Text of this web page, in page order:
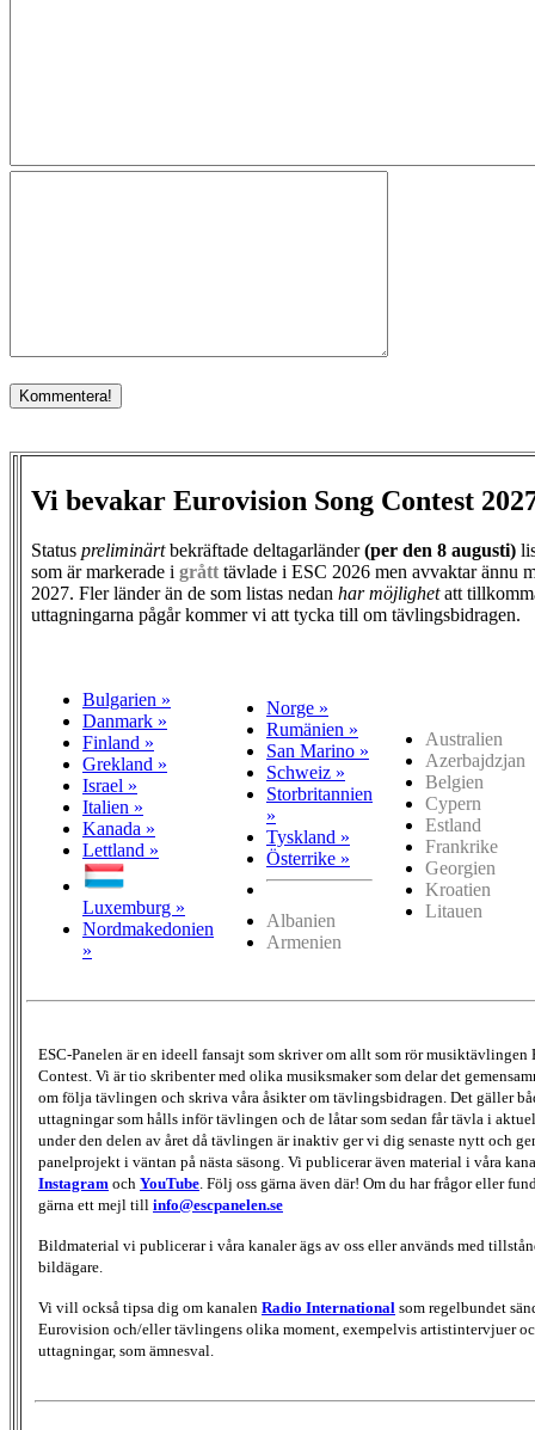
Vi bevakar Eurovision Song Contest
Status preliminärtbekräftade deltagarländer(per den 8 augusti)
som är markerade i grått tävlade i ESC 2026 men avvaktar ännu
2027. Fler länder än de som listas nedan har möjlighetatt
uttagningarna pågår kommer vi att tycka till om tävlingsbidragen.
Bulgarien »
Danmark »
Finland »
Grekland »
Israel »
Italien »
Kanada »
Lettland »
Luxemburg »
Nordmakedonien
»
Norge »
Rumänien »
San Marino »
Schweiz »
Storbritannien
»
Tyskland »
Österrike »
Albanien
Armenien
Australien
Azerbajdzjan
Belgien
Cypern
Estland
Frankrike
Georgien
Kroatien
Litauen
ESC-Panelen är en ideell fansajt som skriver om allt som rör musiktävlingen
Contest. Vi är tio skribenter med olika musiksmaker som delar det
om följa tävlingen och skriva våra åsikter om tävlingsbidragen. Det gäller
uttagningar som hålls inför tävlingen och de låtar som sedan får tävla i
under den delen av året då tävlingen är inaktiv ger vi dig senaste nytt och
panelprojekt i väntan på nästa säsong. Vi publicerar även material i våra
Instagram och YouTube . Följ oss gärna även där! Om du har frågor eller
gärna ett mejl till info@escpanelen.se
Bildmaterial vi publicerar i våra kanaler ägs av oss eller används med
bildägare.
Vi vill också tipsa dig om kanalen Radio International som regelbundet
Eurovision och/eller tävlingens olika moment, exempelvis artistintervjuer
uttagningar, som ämnesval.